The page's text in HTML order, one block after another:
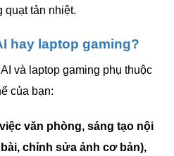
quạt tản nhiệt.
hay laptop gaming?
và laptop gaming phụ thuộc
của bạn:
văn phòng, sáng tạo nội
chỉnh sửa ảnh cơ bản),